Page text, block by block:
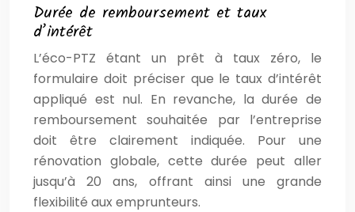
Durée de remboursement et taux
d’intérêt
L’éco-PTZ étant un prêt à taux zéro, le
formulaire doit préciser que le taux d’intérêt
appliqué est nul. En revanche, la durée de
remboursement souhaitée par l’entreprise
doit être clairement indiquée. Pour une
rénovation globale, cette durée peut aller
jusqu’à 20 ans, offrant ainsi une grande
flexibilité aux emprunteurs.